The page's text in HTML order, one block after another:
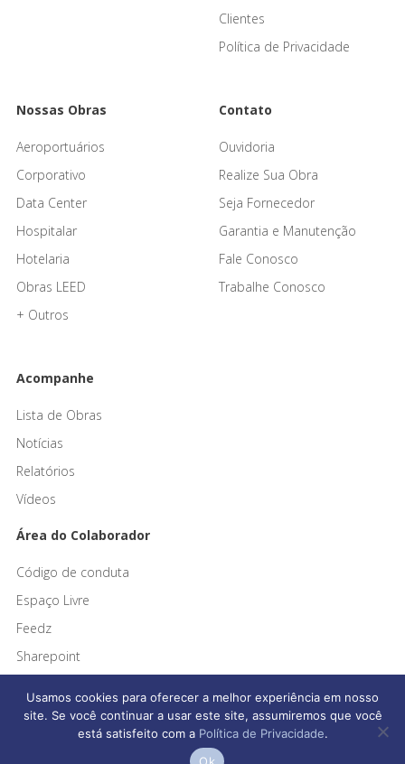
Clientes
Política de Privacidade
Nossas Obras
Aeroportuários
Corporativo
Data Center
Hospitalar
Hotelaria
Obras LEED
+ Outros
Contato
Ouvidoria
Realize Sua Obra
Seja Fornecedor
Garantia e Manutenção
Fale Conosco
Trabalhe Conosco
Acompanhe
Lista de Obras
Notícias
Relatórios
Vídeos
Área do Colaborador
Código de conduta
Espaço Livre
Feedz
Sharepoint
Afonso França Engenharia © 2026 Todos os direitos reservados
Usamos cookies para oferecer a melhor experiência em nosso
site. Se você continuar a usar este site, assumiremos que você
está satisfeito com a Política de Privacidade.
Ok